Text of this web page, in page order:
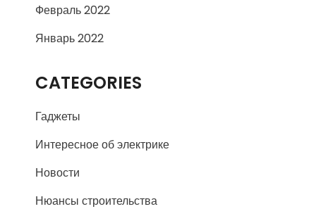
Февраль 2022
Январь 2022
CATEGORIES
Гаджеты
Интересное об электрике
Новости
Нюансы строительства